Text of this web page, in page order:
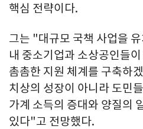
핵심 전략이다.
그는 "대규모 국책 사업을
내 중소기업과 소상공인들
촘촘한 지원 체계를 구축하
치상의 성장이 아니라 도민
가계 소득의 증대와 양질의
있다"고 전망했다.